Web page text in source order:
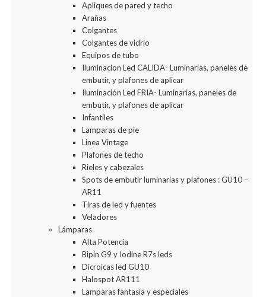
Apliques de pared y techo
Arañas
Colgantes
Colgantes de vidrio
Equipos de tubo
Iluminacion Led CALIDA- Luminarias, paneles de
embutir, y plafones de aplicar
Iluminación Led FRIA- Luminarias, paneles de
embutir, y plafones de aplicar
Infantiles
Lamparas de pie
Linea Vintage
Plafones de techo
Rieles y cabezales
Spots de embutir luminarias y plafones : GU10 –
AR11
Tiras de led y fuentes
Veladores
Lámparas
Alta Potencia
Bipin G9 y Iodine R7s leds
Dicroicas led GU10
Halospot AR111
Lamparas fantasia y especiales